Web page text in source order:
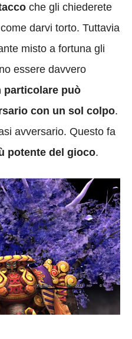
che gli chiederete
darvi torto. Tuttavia
misto a fortuna gli
essere davvero
particolare può
con un sol colpo.
avversario. Questo fa
potente del gioco.